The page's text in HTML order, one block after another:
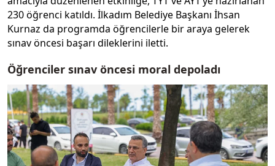
230 öğrenci katıldı. İlkadım Belediye Başkanı İhsan
Kurnaz da programda öğrencilerle bir araya gelerek
sınav öncesi başarı dileklerini iletti.
Öğrenciler sınav öncesi moral depoladı